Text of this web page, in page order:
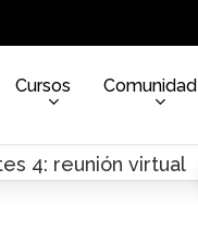
Cursos Comunidad
4: reunión virtual